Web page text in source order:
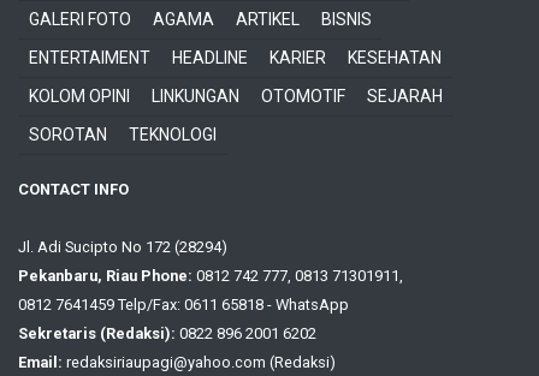
GALERI FOTO
AGAMA ARTIKEL
BISNIS
ENTERTAIMENT
HEADLINE KARIER
KESEHATAN
KOLOM OPINI
LINKUNGAN OTOMOTIF
SEJARAH
SOROTAN
TEKNOLOGI
CONTACT INFO
Jl. Adi Sucipto No 172 (28294)
Pekanbaru, Riau Phone: 0812 742 777, 0813 71301911,
0812 7641459 Telp/Fax: 0611 65818 - WhatsApp
Sekretaris (Redaksi): 0822 896 2001 6202
Email: redaksiriaupagi@yahoo.com (Redaksi)